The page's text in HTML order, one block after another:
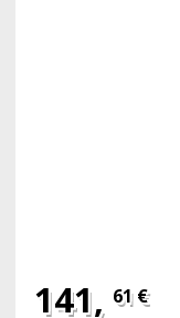
141, 61 €